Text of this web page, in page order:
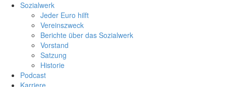
Sozialwerk
Jeder Euro hilft
Vereinszweck
Berichte über das Sozialwerk
Vorstand
Satzung
Historie
Podcast
Karriere